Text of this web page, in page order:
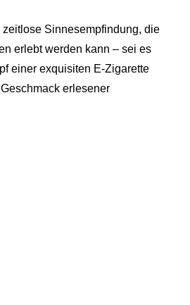
Sinnesempfindung, die
erlebt werden kann – sei es
einer exquisiten E-Zigarette
erlesener